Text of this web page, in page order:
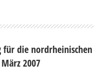
für die nordrheinischen
2007